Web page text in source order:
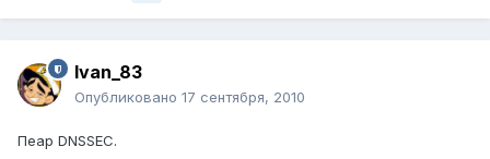
Ivan_83
Опубликовано 17 сентября, 2010
Пеар DNSSEC.